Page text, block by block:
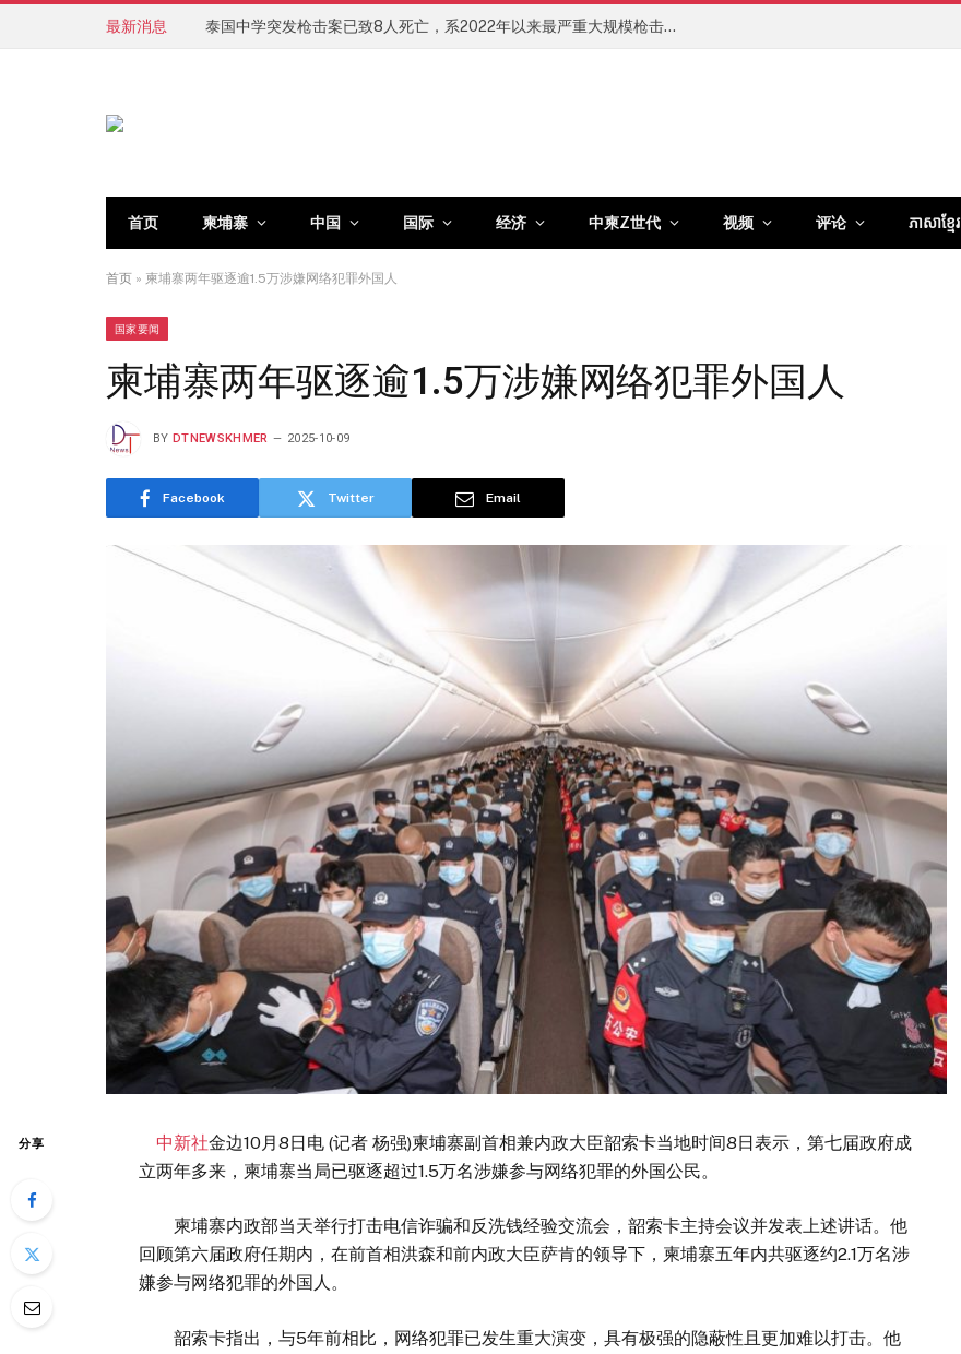
最新消息 泰国中学突发枪击案已致8人死亡，系2022年以来最严重大规模枪击伤亡事件
首页 柬埔寨 中国 国际 经济 中柬Z世代 视频 评论 ភាសាខ្មែរ
首页 » 柬埔寨两年驱逐逾1.5万涉嫌网络犯罪外国人
国家要闻
柬埔寨两年驱逐逾1.5万涉嫌网络犯罪外国人
BY DTNEWSKHMER 2025-10-09
Facebook Twitter Email
分享 中新社金边10月8日电 (记者 杨强)柬埔寨副首相兼内政大臣韶索卡当地时间8日表示，第七届政府成
立两年多来，柬埔寨当局已驱逐超过1.5万名涉嫌参与网络犯罪的外国公民。
柬埔寨内政部当天举行打击电信诈骗和反洗钱经验交流会，韶索卡主持会议并发表上述讲话。他
回顾第六届政府任期内，在前首相洪森和前内政大臣萨肯的领导下，柬埔寨五年内共驱逐约2.1万名涉
嫌参与网络犯罪的外国人。
韶索卡指出，与5年前相比，网络犯罪已发生重大演变，具有极强的隐蔽性且更加难以打击。他